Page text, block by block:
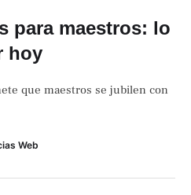
para maestros: lo
hoy
que maestros se jubilen con
Web